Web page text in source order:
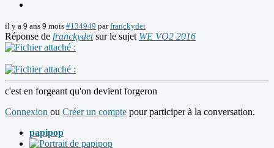
il y a 9 ans 9 mois #134949 parfranckydet
Réponse de franckydetsur le sujet WE VO2 2016
c'est en forgeant qu'on devient forgeron
Connexion ou Créer un compte pour participer à la conversation.
papipop